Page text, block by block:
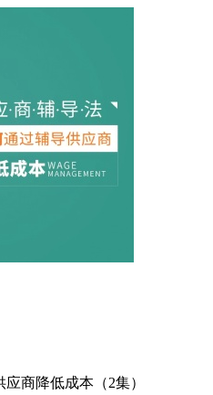
商降低成本（2集）